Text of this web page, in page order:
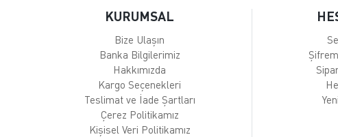
KURUMSAL
Bize Ulaşın
Banka Bilgilerimiz
Hakkımızda
Kargo Seçenekleri
Teslimat ve İade Şartları
Çerez Politikamız
Kişisel Veri Politikamız